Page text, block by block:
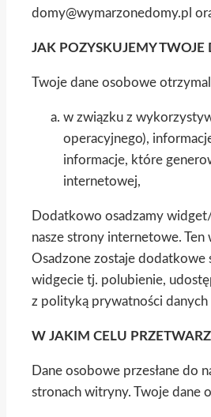
domy@wymarzonedomy.pl
JAK POZYSKUJEMY
Twoje dane osobowe
w związku z
operacyjnego),
informacje, które
internetowej,
Dodatkowo osadzamy
nasze strony internetowe.
Osadzone zostaje
widgecie tj. polubienie,
z polityką prywatności danych
W JAKIM CELU
Dane osobowe przesłane do
stronach witryny. Twoje dane